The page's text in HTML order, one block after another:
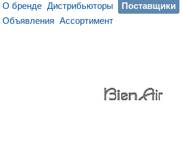
О бренде Дистрибьюторы Поставщики
Объявления Ассортимент